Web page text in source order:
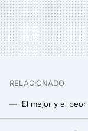
RELACIONADO